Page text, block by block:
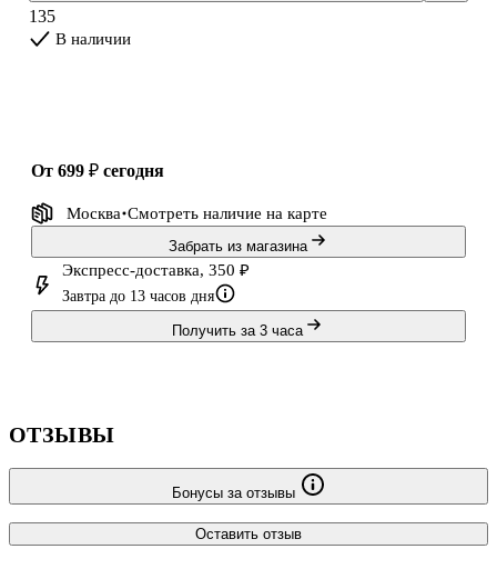
135
В наличии
от 699 ₽ сегодня
Москва Смотреть наличие на карте
Забрать из магазина
Экспресс-доставка, 350 ₽
Завтра до 13 часов дня
Получить за 3 часа
ОТЗЫВЫ
Бонусы за отзывы
Оставить отзыв